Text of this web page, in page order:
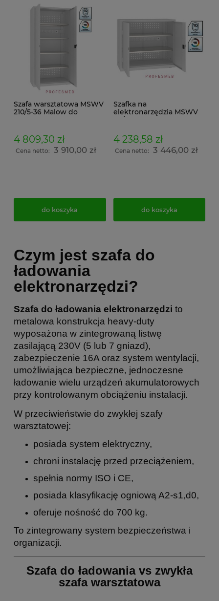
Szafa warsztatowa MSWV
210/5-36 Malow do
metalowa 4 półkowa
700kg udźwigu
199x100x50cm
4 809,30 zł
Cena netto: 3 910,00 zł
do koszyka
Szafka na
elektronarzędzia MSWV
112/5-35 Malow metalowa
zamkiem Ronis 2 półki
nośność 400kg
104x120x50cm
4 238,58 zł
Cena netto: 3 446,00 zł
do koszyka
Czym jest szafa do
ładowania
elektronarzędzi?
Szafa do ładowania elektronarzędzi to
metalowa konstrukcja heavy-duty
wyposażona w zintegrowaną listwę
zasilającą 230V (5 lub 7 gniazd),
zabezpieczenie 16A oraz system wentylacji,
umożliwiająca bezpieczne, jednoczesne
ładowanie wielu urządzeń akumulatorowych
przy kontrolowanym obciążeniu instalacji.
W przeciwieństwie do zwykłej szafy
warsztatowej:
posiada system elektryczny,
chroni instalację przed przeciążeniem,
spełnia normy ISO i CE,
posiada klasyfikację ogniową A2-s1,d0,
oferuje nośność do 700 kg.
To zintegrowany system bezpieczeństwa i
organizacji.
Szafa do ładowania vs zwykła
szafa warsztatowa